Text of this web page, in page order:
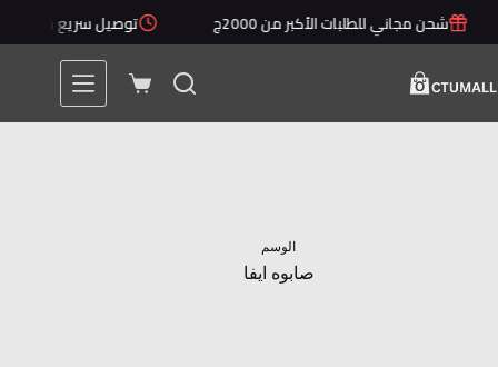
التجاوزشحن مجاني للطلبات الأكبر من 2000ج توصيل سريع خلال 1 - 5 أيام
عربة
الوسم
صابوه ايفا